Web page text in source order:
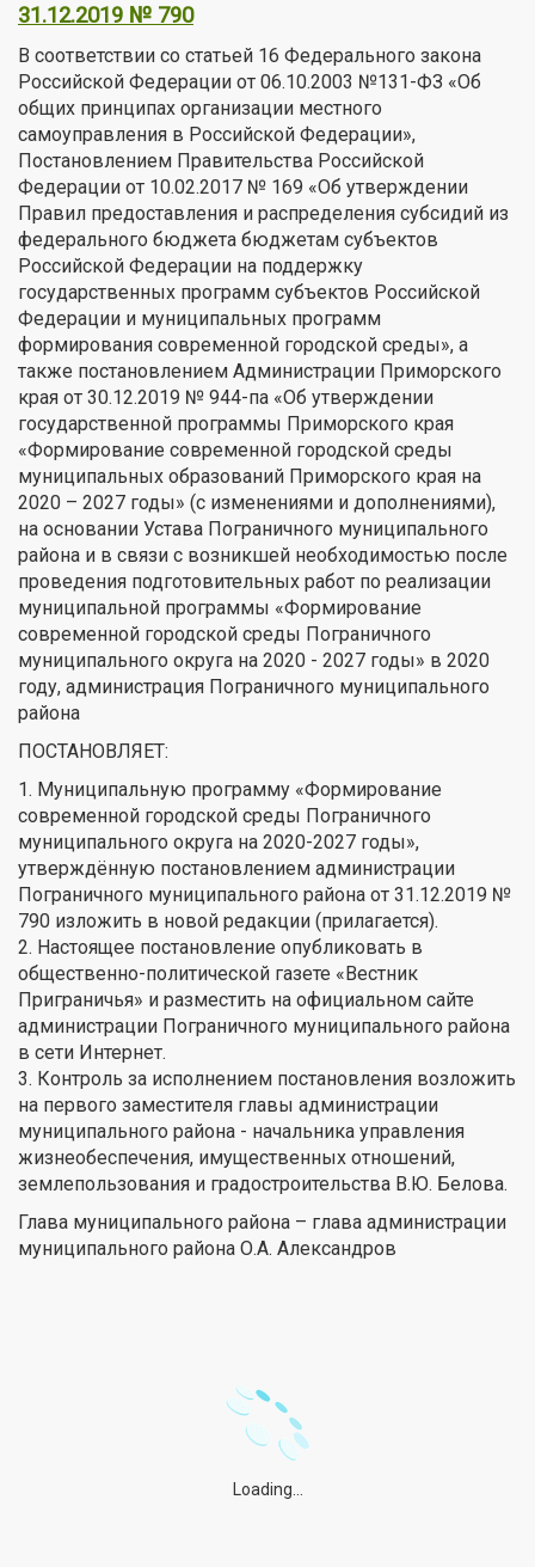
31.12.2019 № 790
В соответствии со статьей 16 Федерального закона
Российской Федерации от 06.10.2003 №131-ФЗ «Об
общих принципах организации местного
самоуправления в Российской Федерации»,
Постановлением Правительства Российской
Федерации от 10.02.2017 № 169 «Об утверждении
Правил предоставления и распределения субсидий из
федерального бюджета бюджетам субъектов
Российской Федерации на поддержку
государственных программ субъектов Российской
Федерации и муниципальных программ
формирования современной городской среды», а
также постановлением Администрации Приморского
края от 30.12.2019 № 944-па «Об утверждении
государственной программы Приморского края
«Формирование современной городской среды
муниципальных образований Приморского края на
2020 – 2027 годы» (с изменениями и дополнениями),
на основании Устава Пограничного муниципального
района и в связи с возникшей необходимостью после
проведения подготовительных работ по реализации
муниципальной программы «Формирование
современной городской среды Пограничного
муниципального округа на 2020 - 2027 годы» в 2020
году, администрация Пограничного муниципального
района
ПОСТАНОВЛЯЕТ:
1. Муниципальную программу «Формирование
современной городской среды Пограничного
муниципального округа на 2020-2027 годы»,
утверждённую постановлением администрации
Пограничного муниципального района от 31.12.2019 №
790 изложить в новой редакции (прилагается).
2. Настоящее постановление опубликовать в
общественно-политической газете «Вестник
Приграничья» и разместить на официальном сайте
администрации Пограничного муниципального района
в сети Интернет.
3. Контроль за исполнением постановления возложить
на первого заместителя главы администрации
муниципального района - начальника управления
жизнеобеспечения, имущественных отношений,
землепользования и градостроительства В.Ю. Белова.
Глава муниципального района – глава администрации
муниципального района О.А. Александров
Loading...